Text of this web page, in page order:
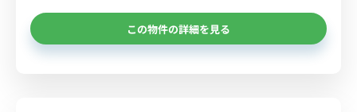
この物件の詳細を見る